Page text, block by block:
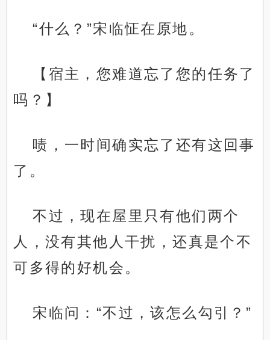
“什么？”宋临怔在原地。
【宿主，您难道忘了您的任务了
吗？】
啧，一时间确实忘了还有这回事
了。
不过，现在屋里只有他们两个
人，没有其他人干扰，还真是个不
可多得的好机会。
宋临问：“不过，该怎么勾引？”